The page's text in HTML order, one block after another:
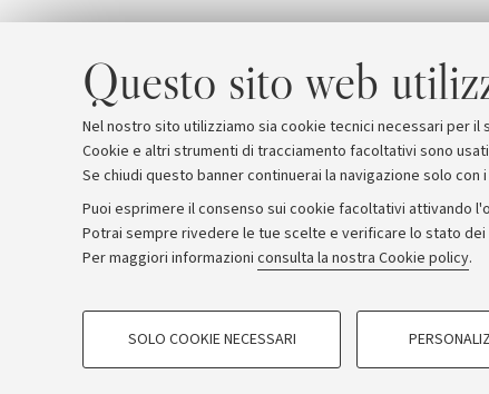
Questo sito web
Nel nostro sito utilizziamo sia cookie tecnici necessari per
Cookie e altri strumenti di tracciamento facoltativi sono
Se chiudi questo banner continuerai la navigazione solo con
Puoi esprimere il consenso sui cookie facoltativi attivando
Potrai sempre rivedere le tue scelte e verificare lo stato
Per maggiori informazioni consulta la nostra Cookie policy.
COOKIE DI PROFILAZIONE - FACOLTATIVI
SOLO COOKIE NECESSARI
Allegati
Archivio Comunicati stampa Redazione Rassegna
© Copyright 2026 - ALMA MATER